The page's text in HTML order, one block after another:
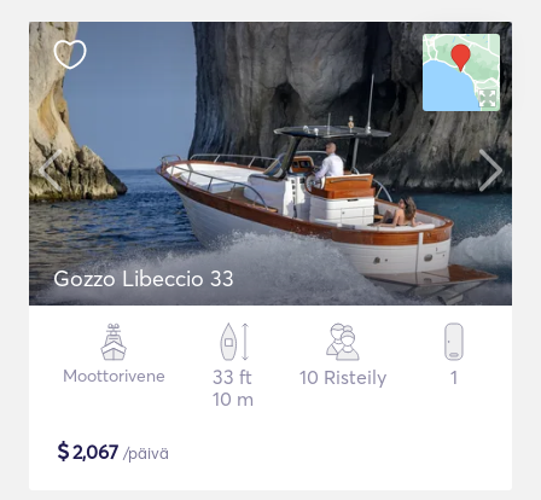
Gozzo Libeccio 33
Moottorivene
33 ft
10 m
10 Risteily 1
$2,067 /päivä